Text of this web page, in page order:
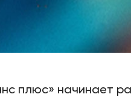
плюс» начинает